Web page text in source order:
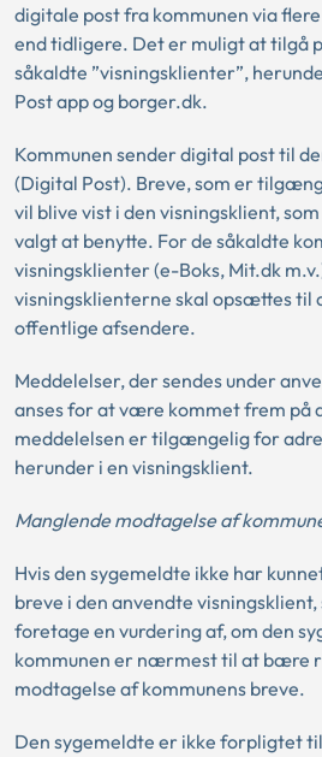
digitale post fra kommunen via
end tidligere. Det er muligt at tilgå
såkaldte ”visningsklienter”,
Post app og borger.dk.
Kommunen sender digital post til
(Digital Post). Breve, som er
vil blive vist i den visningsklient,
valgt at benytte. For de såkaldte
visningsklienter (e-Boks, Mit.dk
visningsklienterne skal opsættes til
offentlige afsendere.
Meddelelser, der sendes under
anses for at være kommet frem på
meddelelsen er tilgængelig for
herunder i en visningsklient.
Manglende modtagelse af
Hvis den sygemeldte ikke har
breve i den anvendte
foretage en vurdering af, om den
kommunen er nærmest til at bære
modtagelse af kommunens breve.
Den sygemeldte er ikke forpligtet